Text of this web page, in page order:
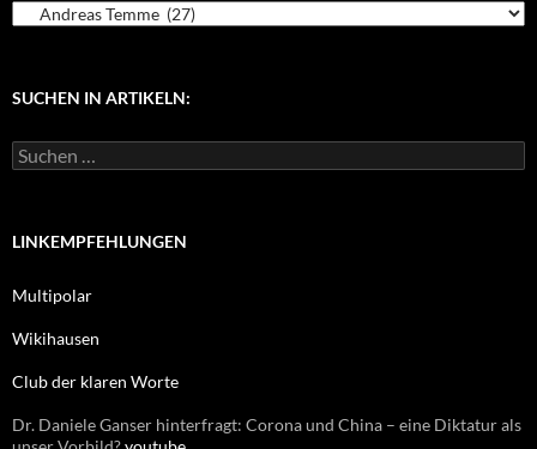
g
r
SUCHEN IN ARTIKELN:
S
u
e
a
h
LINKEMPFEHLUNGEN
Multipolar
Wikihausen
Club der klaren Worte
Dr. Daniele Ganser hinterfragt: Corona und China – eine Diktatur als